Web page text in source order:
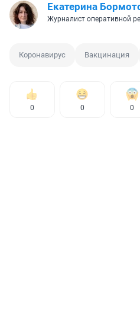
Екатерина
Журналист оперативной
Коронавирус Вакцинация
0 0 0